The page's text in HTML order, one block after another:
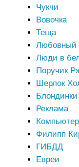
Чукчи
Вовочка
Теща
Любовный
Люди в
Поручик
Шерлок
Блондинки
Реклама
Филипп
ГИБДД
Евреи